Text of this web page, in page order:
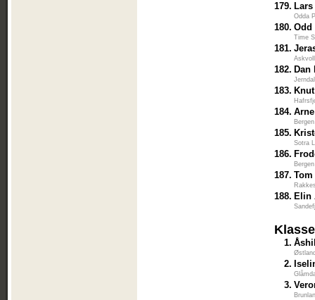
179.
Odda
180. Odd
Time
181.
182. Dan
183.
184.
185.
Sotra
186.
187.
188. Elin
1.
2.
3.